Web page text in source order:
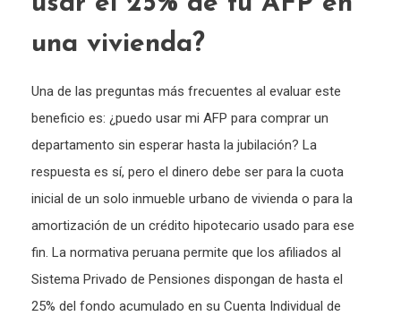
una vivienda?
Una de las preguntas más frecuentes al evaluar este
beneficio es: ¿puedo usar mi AFP para comprar un
departamento sin esperar hasta la jubilación? La
respuesta es sí, pero el dinero debe ser para la cuota
inicial de un solo inmueble urbano de vivienda o para la
amortización de un crédito hipotecario usado para ese
fin. La normativa peruana permite que los afiliados al
Sistema Privado de Pensiones dispongan de hasta el
25% del fondo acumulado en su Cuenta Individual de